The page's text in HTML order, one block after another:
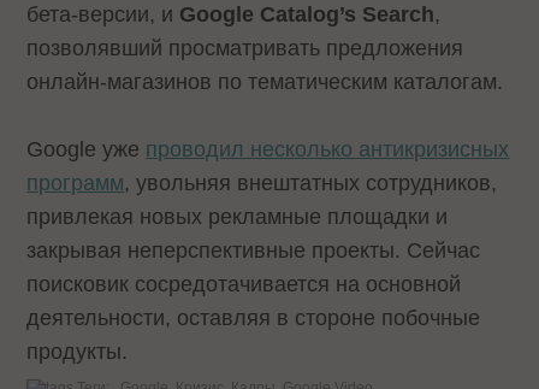
бета-версии, и Google Catalog’s Search,
позволявший просматривать предложения
онлайн-магазинов по тематическим каталогам.
Google уже проводил несколько антикризисных
программ, увольняя внештатных сотрудников,
привлекая новых рекламные площадки и
закрывая неперспективные проекты. Сейчас
поисковик сосредотачивается на основной
деятельности, оставляя в стороне побочные
продукты.